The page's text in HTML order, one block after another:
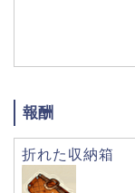
報酬
折れた収納箱